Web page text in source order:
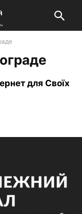
для Своїх